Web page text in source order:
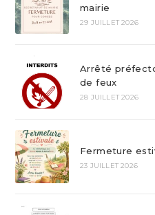
mairie
29 JUILLET 2026
Arrêté
de feux
28 JUILLET 2026
Fermeture
23 JUILLET 2026